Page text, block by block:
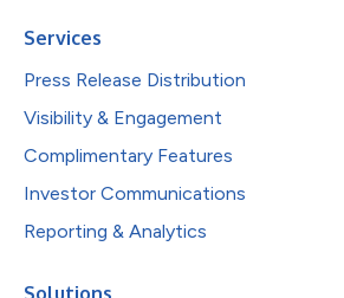
Services
Press Release Distribution
Visibility & Engagement
Complimentary Features
Investor Communications
Reporting & Analytics
Solutions